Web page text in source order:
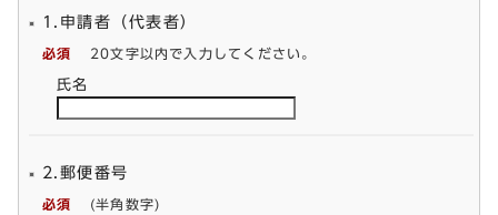
1.申請者（代表者）
必須 20文字以内で入力してください。
氏名
2.郵便番号
必須 (半角数字)